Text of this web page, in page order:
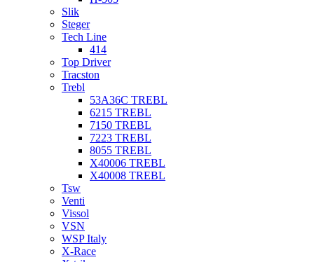
Slik
Steger
Tech Line
414
Top Driver
Tracston
Trebl
53A36C TREBL
6215 TREBL
7150 TREBL
7223 TREBL
8055 TREBL
X40006 TREBL
X40008 TREBL
Tsw
Venti
Vissol
VSN
WSP Italy
X-Race